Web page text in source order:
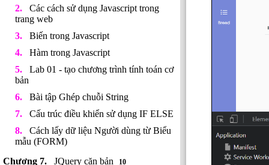
Các cách sử dụng Javascript trong
trang web
Biến trong Javascript
Hàm trong Javascript
Lab 01 - tạo chương trình tính toán cơ
bản
Bài tập Ghép chuỗi String
Cấu trúc điều khiển sử dụng IF ELSE
Cách lấy dữ liệu Người dùng từ Biểu
mẫu (FORM)
JQuery căn bản
10